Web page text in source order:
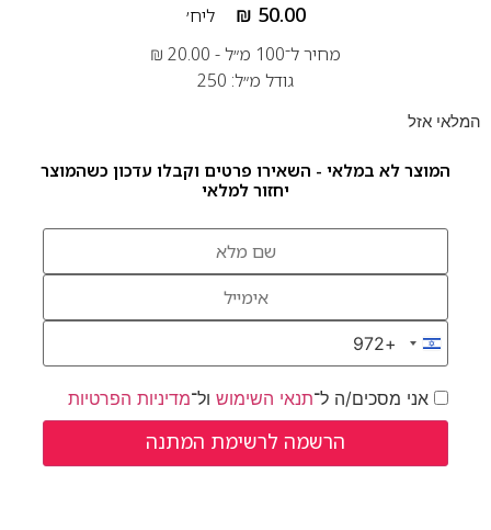
₪ 50.00
ליח׳
מחיר ל־100 מ״ל -
₪ 20.00
גודל מ״ל: 250
המלאי אזל
המוצר לא במלאי - השאירו פרטים וקבלו עדכון כשהמוצר
יחזור למלאי
Israel +972
+972
אני מסכים/ה ל־תנאי השימושול־מדיניות הפרטיות